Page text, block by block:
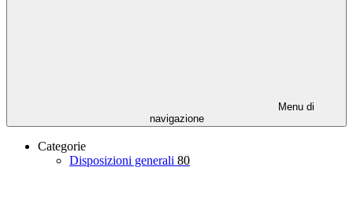
Menu di
navigazione
Categorie
Disposizioni generali 80